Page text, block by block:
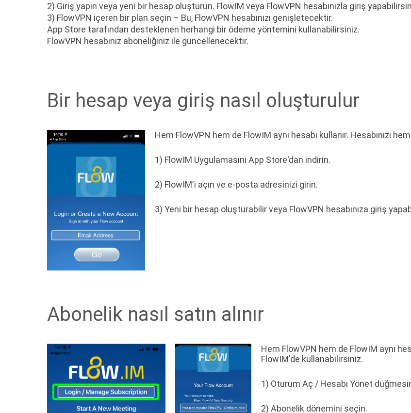
2) Giriş yapın veya yeni bir hesap oluşturun. FlowIM veya FlowVPN hesabınızla giriş
3) FlowVPN içeren bir plan seçin – Bu, FlowVPN hesabınızı genişletecektir.
App Store tarafından desteklenen herhangi bir ödeme yöntemini kullanabilirsiniz.
FlowVPN hesabınız aboneliğiniz ile güncellenecektir.
Bir hesap veya giriş nasıl oluşturulur
Hem FlowVPN hem de FlowIM aynı hesabı kullanır. Hesabınızı
1) FlowIM Uygulamasını App Store'dan indirin.
2) FlowIM'i açın ve e-posta adresinizi girin.
3) Yeni bir hesap oluşturabilir veya FlowVPN hesabınıza giriş
Abonelik nasıl satın alınır
Hem FlowVPN hem de FlowIM aynı
FlowIM'de kullanabilirsiniz.
1) Oturum Aç / Hesabı Yönet
2) Abonelik dönemini seçin.